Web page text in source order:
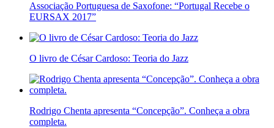
Associação Portuguesa de Saxofone: “Portugal Recebe o
EURSAX 2017”
O livro de César Cardoso: Teoria do Jazz
Rodrigo Chenta apresenta “Concepção”. Conheça a obra
completa.